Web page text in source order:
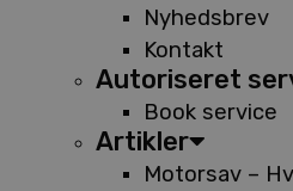
Nyhedsbrev
Kontakt
Autoriseret
Book service
Artikler
Motorsav –